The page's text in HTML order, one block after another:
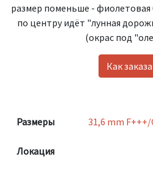
размер поменьше -
по центру идёт "лунная
(окрас под
Как
Размеры 31,6 mm
Локация